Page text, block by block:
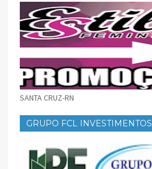
SANTA CRUZ-RN
GRUPO FCL INVESTIMENTOS